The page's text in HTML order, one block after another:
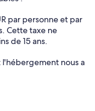
par personne et par
Cette taxe ne
de 15 ans.
l'hébergement nous a